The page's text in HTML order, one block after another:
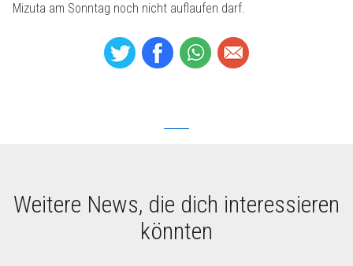
Mizuta am Sonntag noch nicht auflaufen darf.
Weitere News, die dich interessieren
könnten